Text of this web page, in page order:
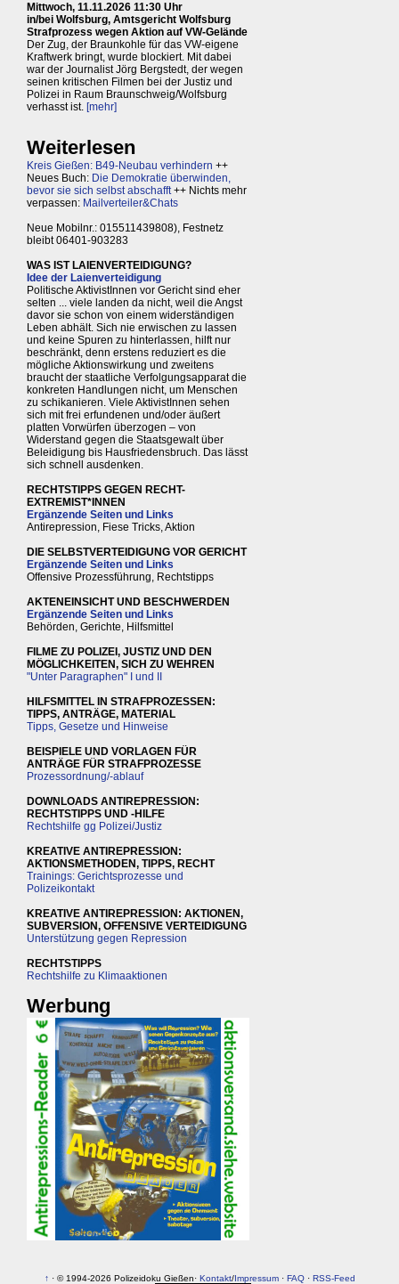
Mittwoch, 11.11.2026 11:30 Uhr
in/bei Wolfsburg, Amtsgericht Wolfsburg
Strafprozess wegen Aktion auf VW-Gelände
Der Zug, der Braunkohle für das VW-eigene
Kraftwerk bringt, wurde blockiert. Mit dabei
war der Journalist Jörg Bergstedt, der wegen
seinen kritischen Filmen bei der Justiz und
Polizei in Raum Braunschweig/Wolfsburg
verhasst ist. [mehr]
Weiterlesen
Kreis Gießen: B49-Neubau verhindern ++
Neues Buch: Die Demokratie überwinden,
bevor sie sich selbst abschafft++ Nichts mehr
verpassen: Mailverteiler&Chats
Neue Mobilnr.: 015511439808), Festnetz
bleibt 06401-903283
WAS IST LAIENVERTEIDIGUNG?
Idee der Laienverteidigung
Politische AktivistInnen vor Gericht sind eher
selten ... viele landen da nicht, weil die Angst
davor sie schon von einem widerständigen
Leben abhält. Sich nie erwischen zu lassen
und keine Spuren zu hinterlassen, hilft nur
beschränkt, denn erstens reduziert es die
mögliche Aktionswirkung und zweitens
braucht der staatliche Verfolgungsapparat die
konkreten Handlungen nicht, um Menschen
zu schikanieren. Viele AktivistInnen sehen
sich mit frei erfundenen und/oder äußert
platten Vorwürfen überzogen – von
Widerstand gegen die Staatsgewalt über
Beleidigung bis Hausfriedensbruch. Das lässt
sich schnell ausdenken.
RECHTSTIPPS GEGEN RECHT-
EXTREMIST*INNEN
Ergänzende Seiten und Links
Antirepression, Fiese Tricks, Aktion
DIE SELBSTVERTEIDIGUNG VOR GERICHT
Ergänzende Seiten und Links
Offensive Prozessführung, Rechtstipps
AKTENEINSICHT UND BESCHWERDEN
Ergänzende Seiten und Links
Behörden, Gerichte, Hilfsmittel
FILME ZU POLIZEI, JUSTIZ UND DEN
MÖGLICHKEITEN, SICH ZU WEHREN
"Unter Paragraphen" I und II
HILFSMITTEL IN STRAFPROZESSEN:
TIPPS, ANTRÄGE, MATERIAL
Tipps, Gesetze und Hinweise
BEISPIELE UND VORLAGEN FÜR
ANTRÄGE FÜR STRAFPROZESSE
Prozessordnung/-ablauf
DOWNLOADS ANTIREPRESSION:
RECHTSTIPPS UND -HILFE
Rechtshilfe gg Polizei/Justiz
KREATIVE ANTIREPRESSION:
AKTIONSMETHODEN, TIPPS, RECHT
Trainings: Gerichtsprozesse und
Polizeikontakt
KREATIVE ANTIREPRESSION: AKTIONEN,
SUBVERSION, OFFENSIVE VERTEIDIGUNG
Unterstützung gegen Repression
RECHTSTIPPS
Rechtshilfe zu Klimaaktionen
Werbung
↑ · © 1994-2026 Polizeidoku Gießen· Kontakt/Impressum· FAQ· RSS-Feed